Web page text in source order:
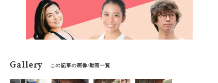
Gallery この記事の画像/動画一覧